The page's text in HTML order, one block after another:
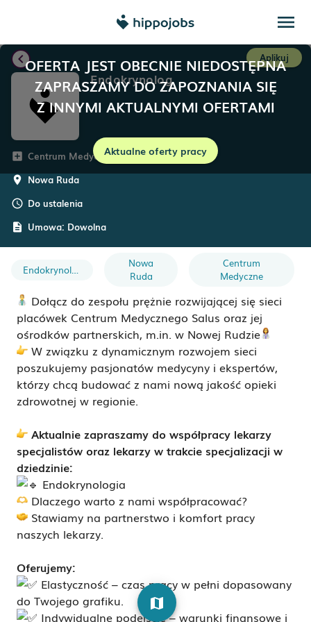
menu
OFERTA JEST OBECNIE NIEDOSTĘPNA
ZAPRASZAMY DO ZAPOZNANIA SIĘ
Z INNYMI AKTUALNYMI OFERTAMI
Aktualne oferty pracy
chevron_left Aplikuj
Endokrynolog
add_box Centrum Medyczne Salus
room Nowa Ruda
schedule Do ustalenia
description Umowa: Dowolna
Nowa
Ruda
Centrum
Medyczne
Dołącz do zespołu prężnie rozwijającej się sieci
placówek Centrum Medycznego Salus oraz jej
ośrodków partnerskich, m.in. w Nowej Rudzie
W związku z dynamicznym rozwojem sieci
poszukujemy pasjonatów medycyny i ekspertów,
którzy chcą budować z nami nową jakość opieki
zdrowotnej w regionie.
Aktualnie zapraszamy do współpracy lekarzy
specjalistów oraz lekarzy w trakcie specjalizacji w
dziedzinie:
Endokrynologia
Dlaczego warto z nami współpracować?
Stawiamy na partnerstwo i komfort pracy
naszych lekarzy.
Oferujemy:
Elastyczność – czas pracy w pełni dopasowany
do Twojego grafiku.
Indywidualne podejście – warunki finansowe i
map